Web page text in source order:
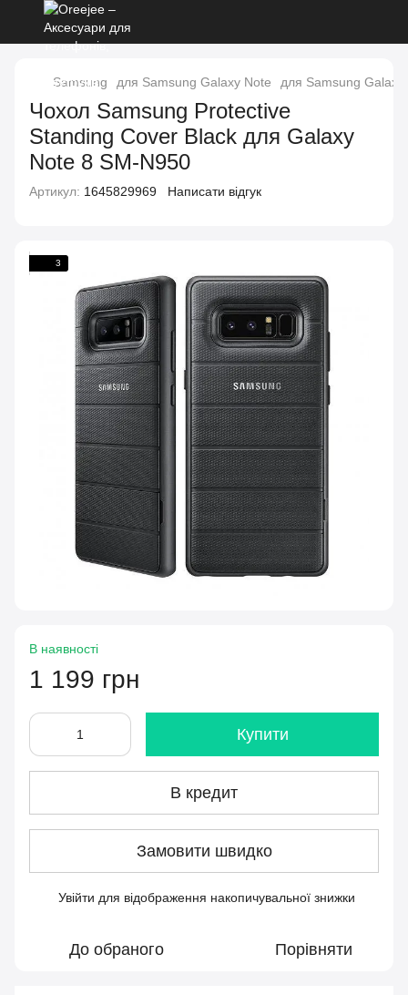
Samsung для Samsung Galaxy Note для Samsung Galaxy
Чохол Samsung Protective
Standing Cover Black для Galaxy
Note 8 SM-N950
Артикул: 1645829969 Написати відгук
3
В наявності
1 199 грн
Купити
В кредит
Замовити швидко
Увійти для відображення накопичувальної знижки
До обраного Порівняти